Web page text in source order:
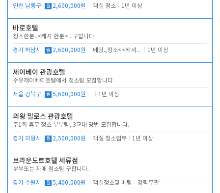
인천 남동구 월 2,600,000원 객실 청소 1년 이상
바로호텔
청소한분..<캐셔 한분>.. 구합니다.
경기 하남시 월 2,600,000원 베팅.,청소<<캐셔 모셔봅니다. 1년 이상
제이베이 관광호텔
수유제이베이호텔에서 청소팀 모집합니다
서울 강북구 월 5,600,000원 1년 이상
의왕 밀로스 관광호텔
주1회 휴무 청소 부부팀, 3교대 당번 모집합니다.
경기 의왕시 월 2,500,000원 객실 청소업무 1년 이상
브라운도트호텔 세류점
부부또는 자매 청소팀 구합니다.
경기 수원시 월 5,400,000원 객실청소및 베팅 경력무관